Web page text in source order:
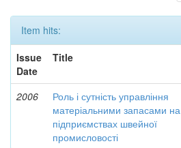
Item hits:
Issue
Date
Title
2006
Роль і сутність управління
матеріальними запасами на
підприємствах швейної
промисловості